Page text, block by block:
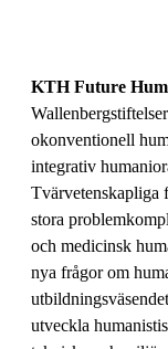
KTH Future
okonventionell
integrativ
Tvärvetenskapliga
stora
och medicinsk
nya frågor om
utveckla